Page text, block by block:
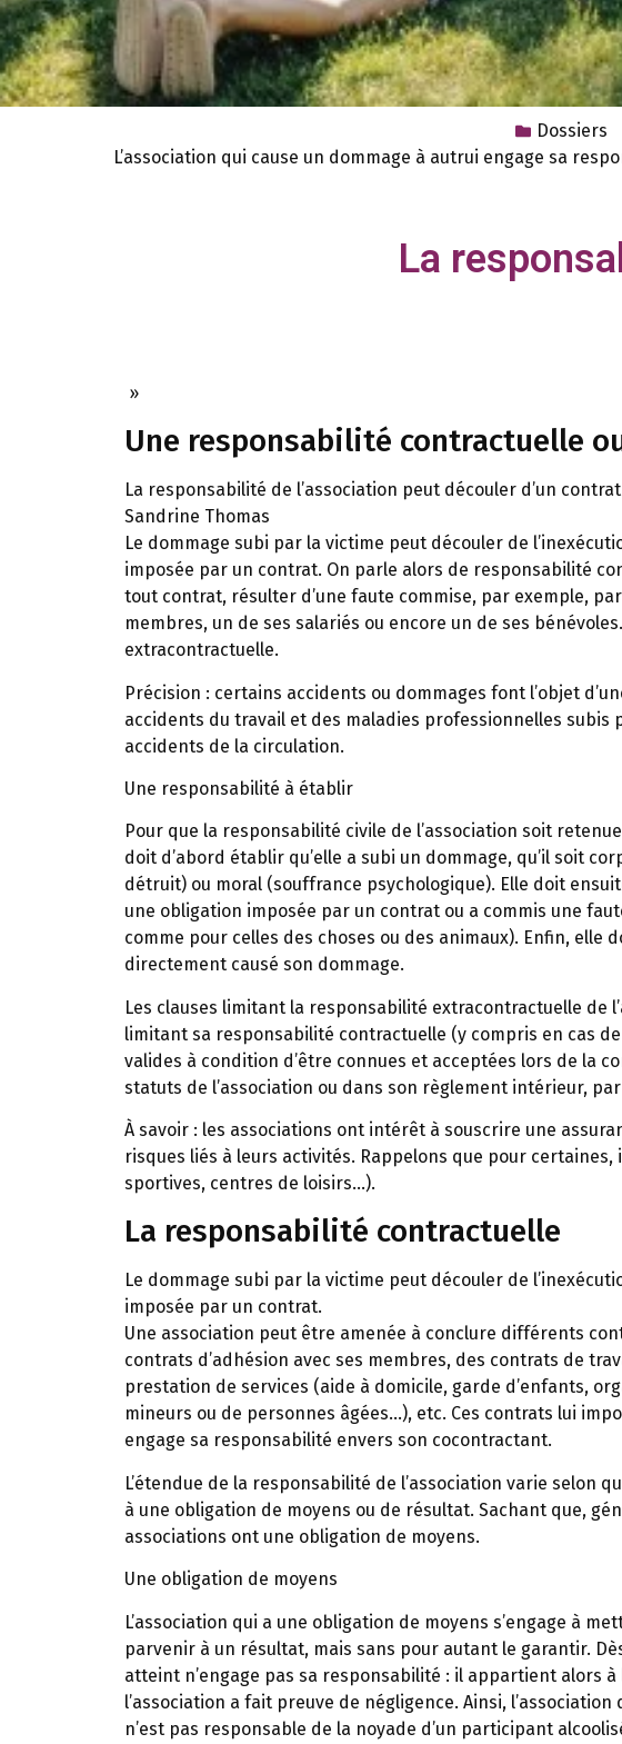
Dossiers
L’association qui cause un dommage à autrui engage sa
La
»
Une responsabilité contractuelle
La responsabilité de l’association peut découler d’un
Sandrine Thomas
Le dommage subi par la victime peut découler de
imposée par un contrat. On parle alors de responsabilité
tout contrat, résulter d’une faute commise, par exemple,
membres, un de ses salariés ou encore un de ses
extracontractuelle.
Précision : certains accidents ou dommages font l’objet
accidents du travail et des maladies professionnelles subis
accidents de la circulation.
Une responsabilité à établir
Pour que la responsabilité civile de l’association soit
doit d’abord établir qu’elle a subi un dommage, qu’il soit
détruit) ou moral (souffrance psychologique). Elle doit
une obligation imposée par un contrat ou a commis une
comme pour celles des choses ou des animaux). Enfin, elle
directement causé son dommage.
Les clauses limitant la responsabilité extracontractuelle de
limitant sa responsabilité contractuelle (y compris en cas
valides à condition d’être connues et acceptées lors de la
statuts de l’association ou dans son règlement intérieur,
À savoir : les associations ont intérêt à souscrire une
risques liés à leurs activités. Rappelons que pour certaines,
sportives, centres de loisirs…).
La responsabilité contractuelle
Le dommage subi par la victime peut découler de
imposée par un contrat.
Une association peut être amenée à conclure différents
contrats d’adhésion avec ses membres, des contrats de
prestation de services (aide à domicile, garde d’enfants,
mineurs ou de personnes âgées…), etc. Ces contrats lui
engage sa responsabilité envers son cocontractant.
L’étendue de la responsabilité de l’association varie selon
à une obligation de moyens ou de résultat. Sachant que,
associations ont une obligation de moyens.
Une obligation de moyens
L’association qui a une obligation de moyens s’engage à
parvenir à un résultat, mais sans pour autant le garantir.
atteint n’engage pas sa responsabilité : il appartient alors
l’association a fait preuve de négligence. Ainsi,
n’est pas responsable de la noyade d’un participant